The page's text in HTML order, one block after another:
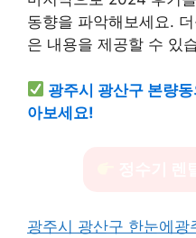
동향을 파악해보세요.
은 내용을 제공할 수 있
광주시 광산구 본량
아보세요!
광주시 광산구 한눈에광